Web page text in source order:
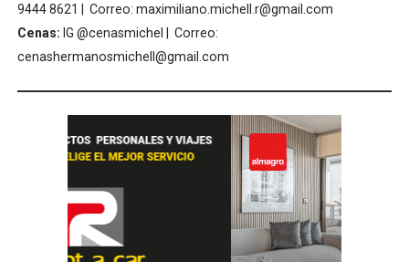
9444 8621 | Correo: maximiliano.michell.r@gmail.com
Cenas: IG @cenasmichel | Correo:
cenashermanosmichell@gmail.com